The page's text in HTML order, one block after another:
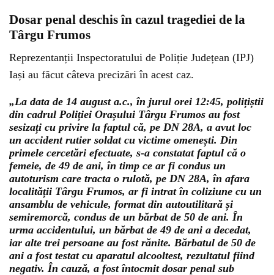
Dosar penal deschis în cazul tragediei de la
Târgu Frumos
Reprezentanții Inspectoratului de Poliție Județean (IPJ)
Iași au făcut câteva precizări în acest caz.
„La data de 14 august a.c., în jurul orei 12:45, polițiștii
din cadrul Poliției Orașului Târgu Frumos au fost
sesizați cu privire la faptul că, pe DN 28A, a avut loc
un accident rutier soldat cu victime omenești. Din
primele cercetări efectuate, s-a constatat faptul că o
femeie, de 49 de ani, în timp ce ar fi condus un
autoturism care tracta o rulotă, pe DN 28A, în afara
localității Târgu Frumos, ar fi intrat în coliziune cu un
ansamblu de vehicule, format din autoutilitară și
semiremorcă, condus de un bărbat de 50 de ani. În
urma accidentului, un bărbat de 49 de ani a decedat,
iar alte trei persoane au fost rănite. Bărbatul de 50 de
ani a fost testat cu aparatul alcooltest, rezultatul fiind
negativ. În cauză, a fost întocmit dosar penal sub